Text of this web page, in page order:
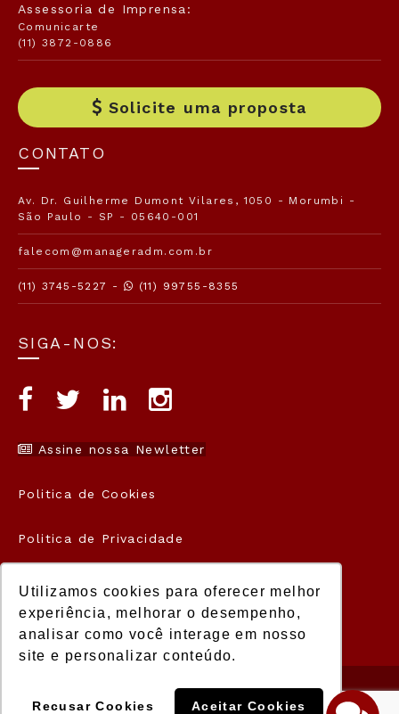
Utilizamos cookies para oferecer melhor
experiência, melhorar o desempenho,
analisar como você interage em nosso
site e personalizar conteúdo.
Recusar Cookies Aceitar Cookies
Assessoria de Imprensa:
Comunicarte
(11) 3872-0886
Solicite uma proposta
CONTATO
Av. Dr. Guilherme Dumont Vilares, 1050 - Morumbi -
São Paulo - SP - 05640-001
falecom@manageradm.com.br
(11) 3745-5227 - (11) 99755-8355
SIGA-NOS:
Assine nossa Newletter
Politica de Cookies
Politica de Privacidade
Termos de Uso
© 2021 Manager. Todos os direitos